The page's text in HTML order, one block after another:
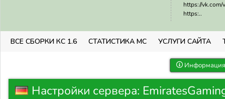
https://vk.com/
https:..
ВСЕ СБОРКИ КС 1.6 СТАТИСТИКА МС УСЛУГИ САЙТА
Настройки сервера: